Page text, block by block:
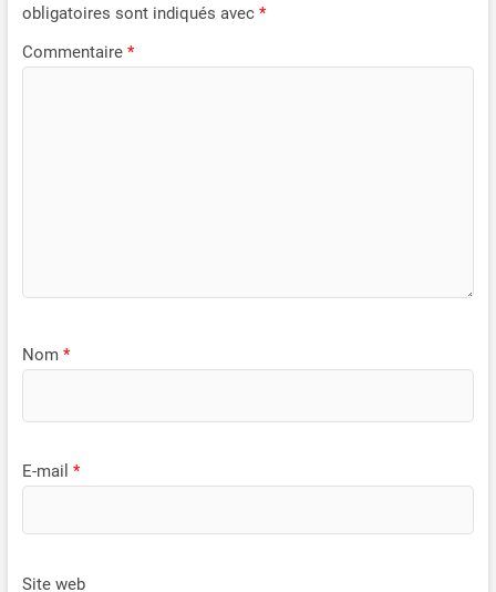
obligatoires sont indiqués avec *
Commentaire *
Nom *
E-mail *
Site web